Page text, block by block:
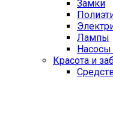
Замки
Лампы
Красота и